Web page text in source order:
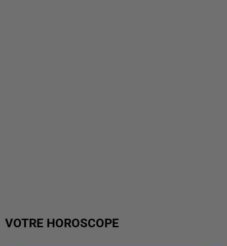
VOTRE HOROSCOPE